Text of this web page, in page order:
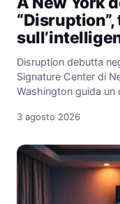
Disruption debutta
Signature Center di
Washington guida un
3 agosto 2026